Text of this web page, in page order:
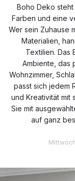
Boho Deko
Farben und eine
Wer sein Zuhause
Materialien,
Textilien. Das
Ambiente, das
Wohnzimmer,
passt sich jedem
und Kreativität mit
Sie mit
auf ganz